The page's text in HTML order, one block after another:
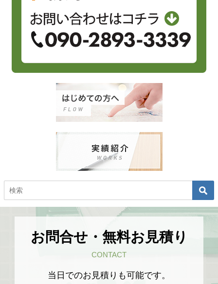
お問合せ・無料お見積り
CONTACT
当日でのお見積りも可能です。